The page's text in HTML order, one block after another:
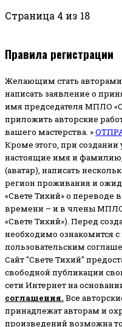
Страница 4 из 18
Правила регистрации
Желающим стать авторами
написать заявление о
имя председателя МПЛО
приложить авторские
вашего мастерства. »
Кроме этого, при создании
настоящие имя и
(аватар), написать
регион проживания и
«Свете Тихий» о переводе
времени – и в члены
«Свете Тихий»). Перед
необходимо ознакомится
пользовательским
Сайт "Свете Тихий"
свободной публикации
сети Интернет на
соглашения. Все
принадлежат авторам и
произведений возможна